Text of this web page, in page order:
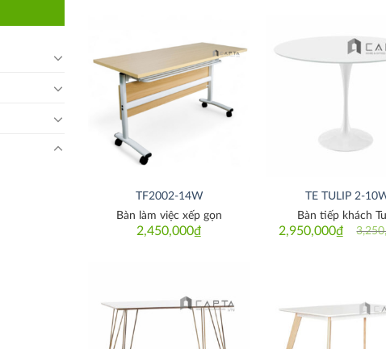
TF2002-14W
2,450,000₫
Bàn làm việc xếp gọn
TE TULIP 2-
Original
2,950,000₫
Current
Bàn tiếp khách
Thích